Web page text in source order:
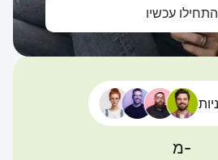
התחילו עכשיו
מ-